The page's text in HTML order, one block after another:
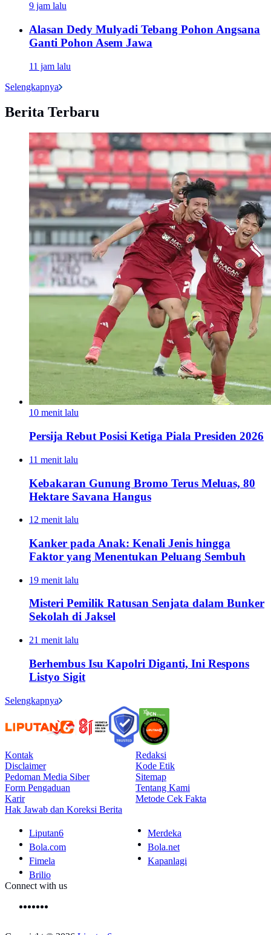
9 jam lalu
Alasan Dedy Mulyadi Tebang Pohon Angsana
Ganti Pohon Asem Jawa
11 jam lalu
Selengkapnya
Berita Terbaru
10 menit lalu
Persija Rebut Posisi Ketiga Piala Presiden 2026
11 menit lalu
Kebakaran Gunung Bromo Terus Meluas, 80
Hektare Savana Hangus
12 menit lalu
Kanker pada Anak: Kenali Jenis hingga
Faktor yang Menentukan Peluang Sembuh
19 menit lalu
Misteri Pemilik Ratusan Senjata dalam Bunker
Sekolah di Jaksel
21 menit lalu
Berhembus Isu Kapolri Diganti, Ini Respons
Listyo Sigit
Selengkapnya
Kontak
Redaksi
Disclaimer
Kode Etik
Pedoman Media Siber
Sitemap
Form Pengaduan
Tentang Kami
Karir
Metode Cek Fakta
Hak Jawab dan Koreksi Berita
Liputan6
Merdeka
Bola.com
Bola.net
Fimela
Kapanlagi
Brilio
Connect with us